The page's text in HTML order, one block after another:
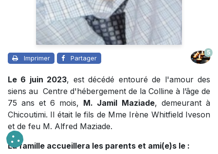
Imprimer Partager
5
Le 6 juin 2023, est décédé entouré de l'amour des
siens au Centre d'hébergement de la Colline à l’âge de
75 ans et 6 mois, M. Jamil Maziade, demeurant à
Chicoutimi. Il était le fils de Mme Irène Whitfield Iveson
et de feu M. Alfred Maziade.
La famille accueillera les parents et ami(e)s le :